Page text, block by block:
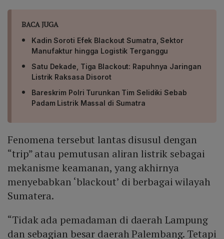
BACA JUGA
Kadin Soroti Efek Blackout Sumatra, Sektor
Manufaktur hingga Logistik Terganggu
Satu Dekade, Tiga Blackout: Rapuhnya Jaringan
Listrik Raksasa Disorot
Bareskrim Polri Turunkan Tim Selidiki Sebab
Padam Listrik Massal di Sumatra
Fenomena tersebut lantas disusul dengan
“trip” atau pemutusan aliran listrik sebagai
mekanisme keamanan, yang akhirnya
menyebabkan ‘blackout’ di berbagai wilayah
Sumatera.
“Tidak ada pemadaman di daerah Lampung
dan sebagian besar daerah Palembang. Tetapi